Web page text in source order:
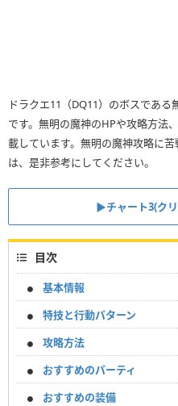
ドラクエ11（DQ11）のボスであ
です。無明の魔神のHPや攻略方法
載しています。無明の魔神攻略に
は、是非参考にしてください。
▶チャート3(ク
目次
基本情報
特技と行動パターン
攻略方法
おすすめのパーティ
おすすめの装備